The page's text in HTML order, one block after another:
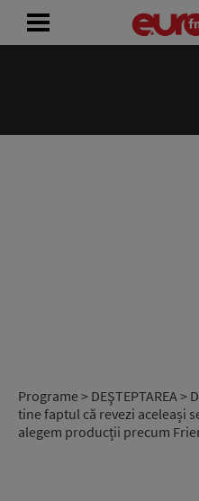
Programe> DEŞTEPTAREA>
tine faptul că revezi aceleași
alegem producții precum